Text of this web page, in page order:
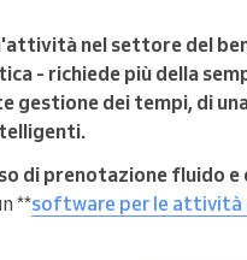
nel settore del
- richiede più della
gestione dei tempi, di
di prenotazione fluido e
**software per le attività